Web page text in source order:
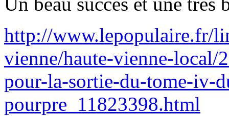
http://www.lepopulaire.fr/
vienne/haute-vienne-local/
pour-la-sortie-du-tome-iv-
pourpre_11823398.html